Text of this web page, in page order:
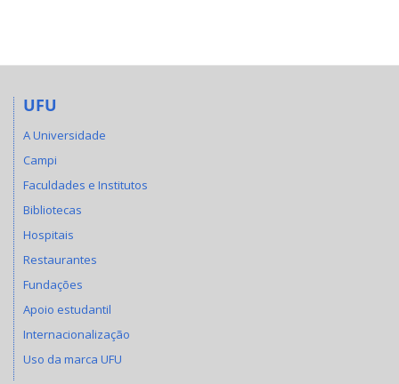
UFU
A Universidade
Campi
Faculdades e Institutos
Bibliotecas
Hospitais
Restaurantes
Fundações
Apoio estudantil
Internacionalização
Uso da marca UFU